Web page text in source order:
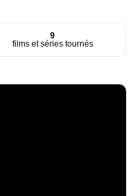
9
films et séries tournés